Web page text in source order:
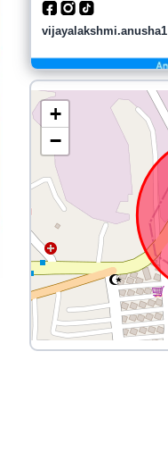
vijayalakshmi.anusha1
+
−